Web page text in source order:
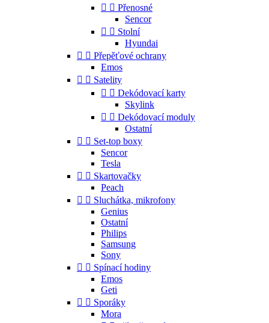
  Přenosné
Sencor
  Stolní
Hyundai
  Přepěťové ochrany
Emos
  Satelity
  Dekódovací karty
Skylink
  Dekódovací moduly
Ostatní
  Set-top boxy
Sencor
Tesla
  Skartovačky
Peach
  Sluchátka, mikrofony
Genius
Ostatní
Philips
Samsung
Sony
  Spínací hodiny
Emos
Geti
  Sporáky
Mora